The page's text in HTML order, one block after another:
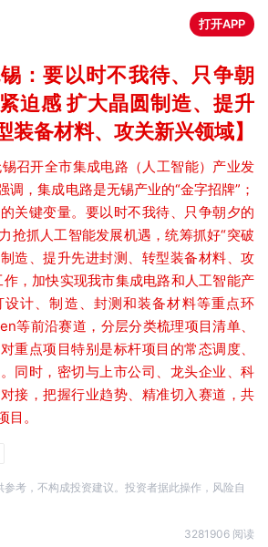
打开APP
：要以时不我待、只争朝
迫感 扩大晶圆制造、提升
装备材料、攻关新兴领域】
召开全市集成电路（人工智能）产业发
调，集成电路是无锡产业的“金字招牌”；
关键变量。要以时不我待、只争朝夕的
抢抓人工智能发展机遇，统筹抓好“突破
造、提升先进封测、转型装备材料、攻
作，加快实现我市集成电路和人工智能产
计、制造、封测和装备材料等重点环
等前沿赛道，分层分类梳理项目清单、
重点项目特别是标杆项目的常态调度、
同时，密切与上市公司、龙头企业、科
接，把握行业趋势、精准切入赛道，共
。
考，不构成投资建议。投资者据此操作，风险自
3281906 阅读